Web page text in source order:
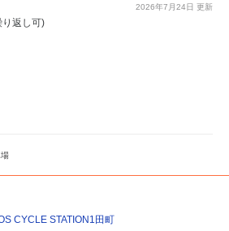
2026年7月24日 更新
返し可)
CYCLE STATION1田町